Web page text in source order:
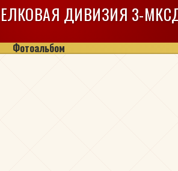
ДИВИЗИЯ 3-
Фотоальбом